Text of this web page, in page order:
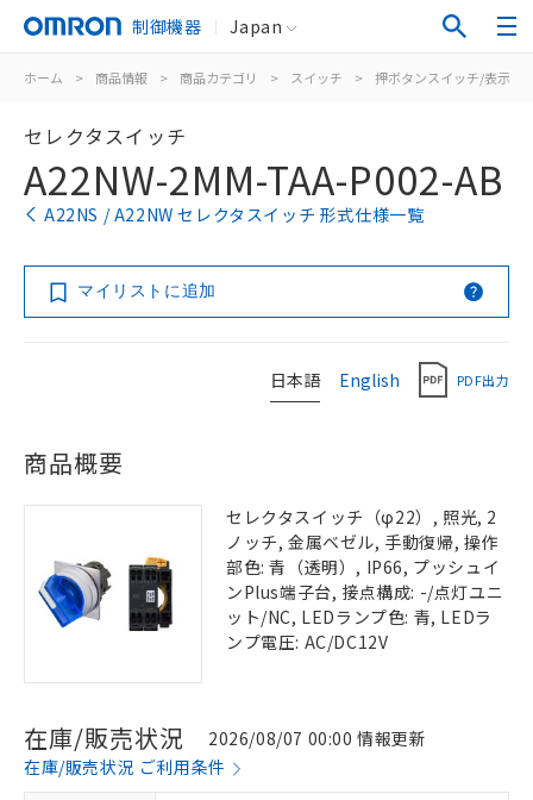
制御機器 Japan
ホーム > 商品情報 > 商品カテゴリ > スイッチ > 押ボタンスイッチ/表示灯
セレクタスイッチ
A22NW-2MM-TAA-P002-AB
A22NS / A22NW セレクタスイッチ 形式仕様一覧
マイリストに追加
日本語 English PDF出力
商品概要
セレクタスイッチ（φ22）, 照光, 2
ノッチ, 金属ベゼル, 手動復帰, 操作
部色: 青（透明）, IP66, プッシュイ
ンPlus端子台, 接点構成: -/点灯ユニ
ット/NC, LEDランプ色: 青, LEDラ
ンプ電圧: AC/DC12V
在庫/販売状況
2026/08/07 00:00 情報更新
在庫/販売状況 ご利用条件